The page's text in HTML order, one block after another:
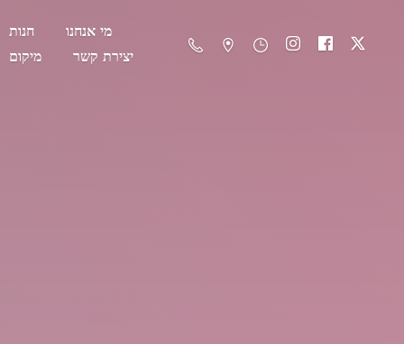
חנות
מי אנחנו
מיקום
יצירת קשר